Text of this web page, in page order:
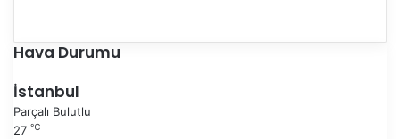
e
k
s
a
n
k
i
Hava Durumu
İstanbul
Parçalı Bulutlu
27 ℃